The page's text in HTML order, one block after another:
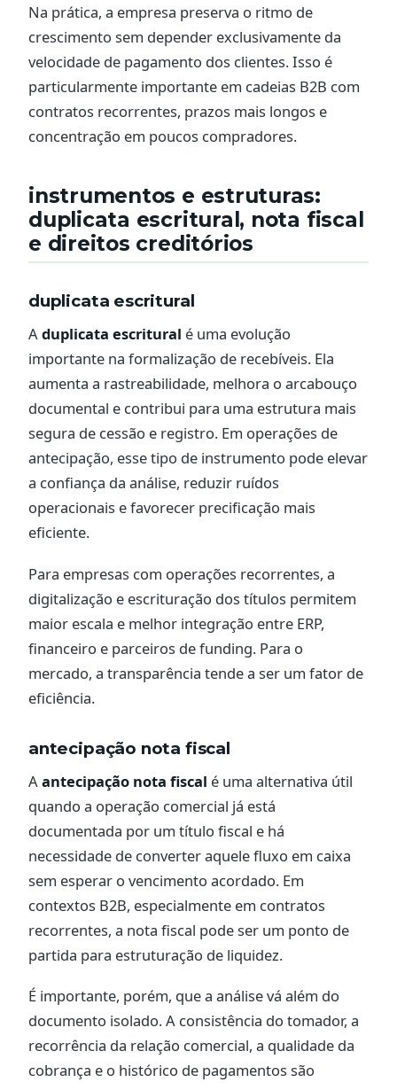
Na prática, a empresa preserva o ritmo de
crescimento sem depender exclusivamente da
velocidade de pagamento dos clientes. Isso é
particularmente importante em cadeias B2B com
contratos recorrentes, prazos mais longos e
concentração em poucos compradores.
instrumentos e estruturas:
duplicata escritural, nota fiscal
e direitos creditórios
duplicata escritural
Aduplicata escritural é uma evolução
importante na formalização de recebíveis. Ela
aumenta a rastreabilidade, melhora o arcabouço
documental e contribui para uma estrutura mais
segura de cessão e registro. Em operações de
antecipação, esse tipo de instrumento pode elevar
a confiança da análise, reduzir ruídos
operacionais e favorecer precificação mais
eficiente.
Para empresas com operações recorrentes, a
digitalização e escrituração dos títulos permitem
maior escala e melhor integração entre ERP,
financeiro e parceiros de funding. Para o
mercado, a transparência tende a ser um fator de
eficiência.
antecipação nota fiscal
A antecipação nota fiscal é uma alternativa útil
quando a operação comercial já está
documentada por um título fiscal e há
necessidade de converter aquele fluxo em caixa
sem esperar o vencimento acordado. Em
contextos B2B, especialmente em contratos
recorrentes, a nota fiscal pode ser um ponto de
partida para estruturação de liquidez.
É importante, porém, que a análise vá além do
documento isolado. A consistência do tomador, a
recorrência da relação comercial, a qualidade da
cobrança e o histórico de pagamentos são